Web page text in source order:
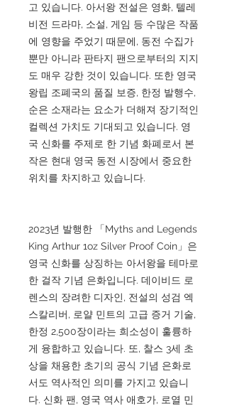
고 있습니다. 아서왕 전설은 영화, 텔레
비전 드라마, 소설, 게임 등 수많은 작품
에 영향을 주었기 때문에, 동전 수집가
뿐만 아니라 판타지 팬으로부터의 지지
도 매우 강한 것이 있습니다. 또한 영국
왕립 조폐국의 품질 보증, 한정 발행수,
순은 소재라는 요소가 더해져 장기적인
컬렉션 가치도 기대되고 있습니다. 영
국 신화를 주제로 한 기념 화폐로서 본
작은 현대 영국 동전 시장에서 중요한
위치를 차지하고 있습니다.
2023년 발행한 「Myths and Legends
King Arthur 1oz Silver Proof Coin」은
영국 신화를 상징하는 아서왕을 테마로
한 걸작 기념 은화입니다. 데이비드 로
렌스의 장려한 디자인, 전설의 성검 엑
스칼리버, 로얄 민트의 고급 증거 기술,
한정 2,500장이라는 희소성이 훌륭하
게 융합하고 있습니다. 또, 찰스 3세 초
상을 채용한 초기의 공식 기념 은화로
서도 역사적인 의미를 가지고 있습니
다. 신화 팬, 영국 역사 애호가, 로열 민